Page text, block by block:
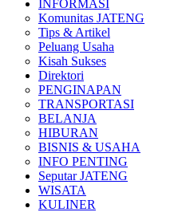
INFORMASI
Komunitas JATENG
Tips & Artikel
Peluang Usaha
Kisah Sukses
Direktori
PENGINAPAN
TRANSPORTASI
BELANJA
HIBURAN
BISNIS & USAHA
INFO PENTING
Seputar JATENG
WISATA
KULINER